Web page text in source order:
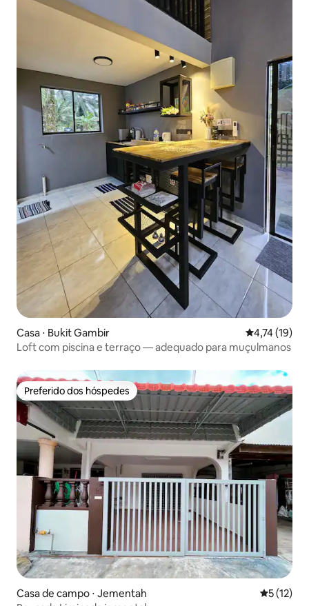
Casa ⋅ Bukit Gambir 4,74 de uma
4,74 (19)
Loft com piscina e terraço — adequado para muçulmanos
Preferido dos hóspedes
Preferido dos hóspedes
Casa de campo ⋅ Jementah 5 de uma
5 (12)